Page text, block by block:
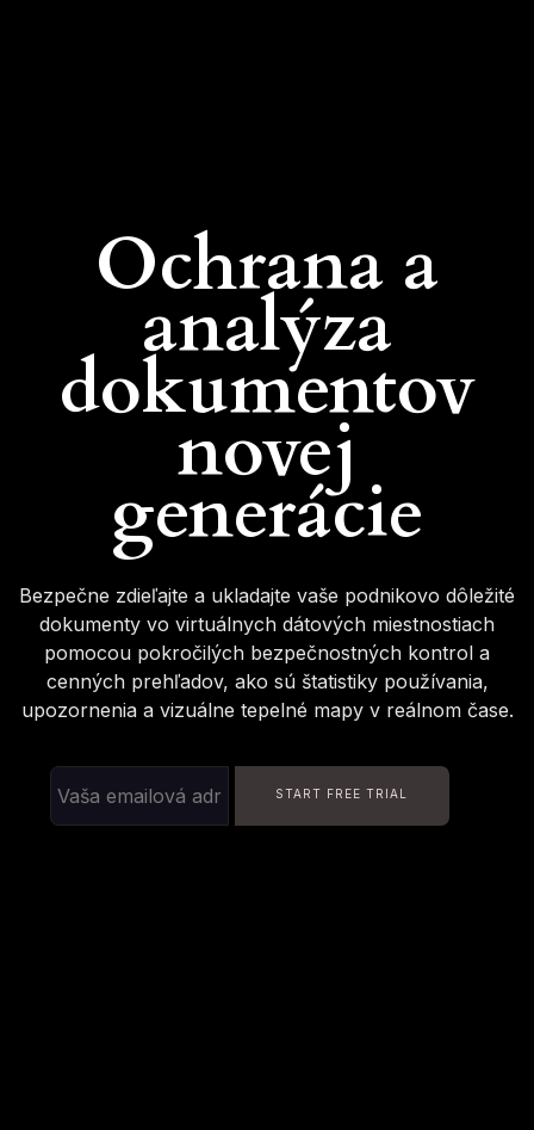
Ochrana a
analýza
dokumentov
novej
generácie
Bezpečne zdieľajte a ukladajte vaše podnikovo dôležité
dokumenty vo virtuálnych dátových miestnostiach
pomocou pokročilých bezpečnostných kontrol a
cenných prehľadov, ako sú štatistiky používania,
upozornenia a vizuálne tepelné mapy v reálnom čase.
START FREE TRIAL